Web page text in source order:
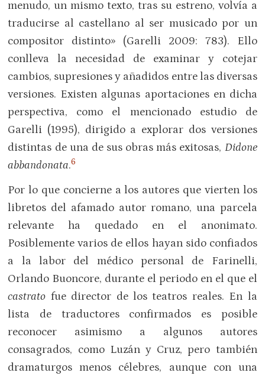
menudo, un mismo texto, tras su estreno, volvía a
traducirse al castellano al ser musicado por un
compositor distinto» (Garelli 2009: 783). Ello
conlleva la necesidad de examinar y cotejar
cambios, supresiones y añadidos entre las diversas
versiones. Existen algunas aportaciones en dicha
perspectiva, como el mencionado estudio de
Garelli (1995), dirigido a explorar dos versiones
distintas de una de sus obras más exitosas, Didone
abbandonata.6
Por lo que concierne a los autores que vierten los
libretos del afamado autor romano, una parcela
relevante ha quedado en el anonimato.
Posiblemente varios de ellos hayan sido confiados
a la labor del médico personal de Farinelli,
Orlando Buoncore, durante el periodo en el que el
castrato fue director de los teatros reales. En la
lista de traductores confirmados es posible
reconocer asimismo a algunos autores
consagrados, como Luzán y Cruz, pero también
dramaturgos menos célebres, aunque con una